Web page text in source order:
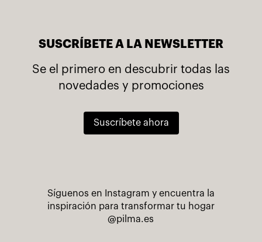
SUSCRÍBETE A LA NEWSLETTER
Se el primero en descubrir todas las
novedades y promociones
Suscríbete ahora
Síguenos en Instagram y encuentra la
inspiración para transformar tu hogar
@pilma.es